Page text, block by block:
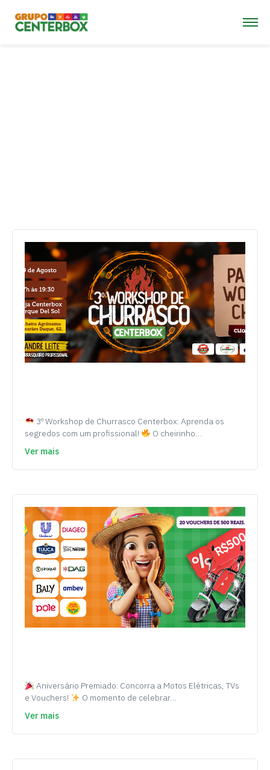
3º Workshop de Churrasco Centerbox: Aprenda os
segredos com um profissional!
O cheirinho…
Ver mais
Aniversário Premiado: Concorra a Motos Elétricas, TVs
e Vouchers!
O momento de celebrar…
Ver mais